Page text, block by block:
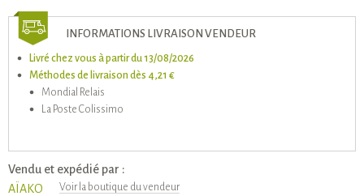
INFORMATIONS LIVRAISON VENDEUR
Livré chez vous à partir du 13/08/2026
Méthodes de livraison dès 4,21 €
Mondial Relais
La Poste Colissimo
Vendu et expédié par :
AÏAKO
Voir la boutique du vendeur